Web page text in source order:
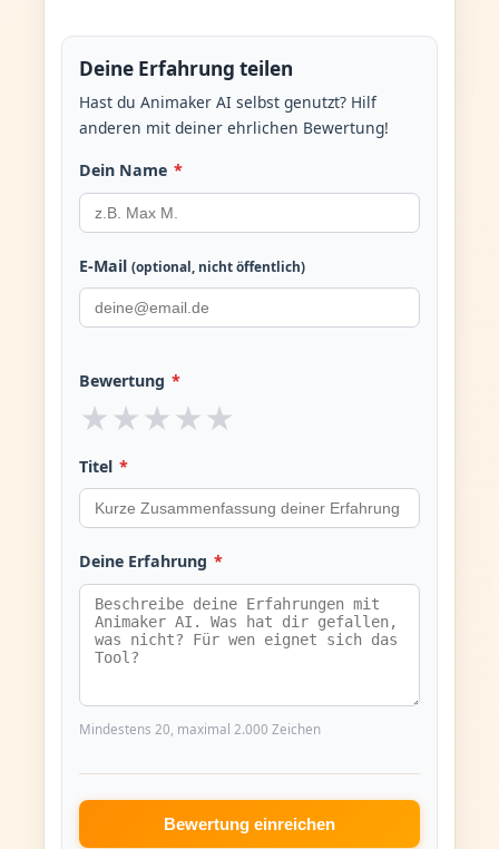
Deine Erfahrung teilen
Hast du Animaker AI selbst genutzt? Hilf
anderen mit deiner ehrlichen Bewertung!
Dein Name *
E-Mail (optional, nicht öffentlich)
Bewertung *
★ ★ ★ ★ ★
Titel *
Deine Erfahrung *
Mindestens 20, maximal 2.000 Zeichen
Bewertung einreichen